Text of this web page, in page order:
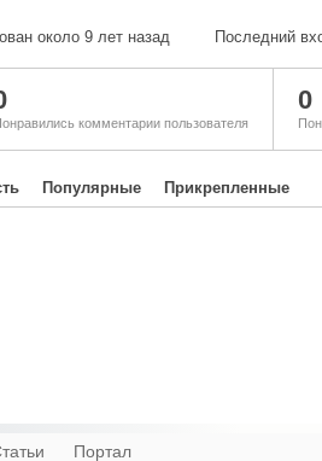
около 9 лет назад Последний
комментарии пользователя
0
Популярные Прикрепленные
Портал